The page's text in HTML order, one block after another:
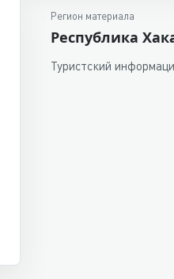
Регион материала
Республика
Туристский